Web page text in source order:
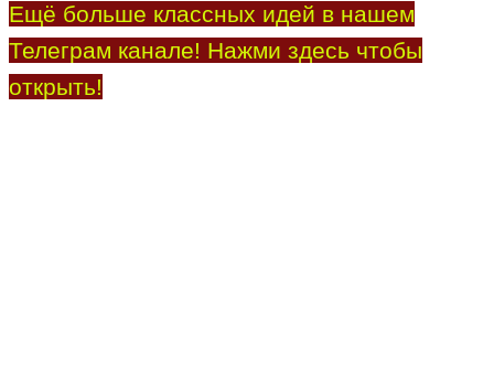
Ещё больше классных идей в нашем
Телеграм канале! Нажми здесь чтобы
открыть!